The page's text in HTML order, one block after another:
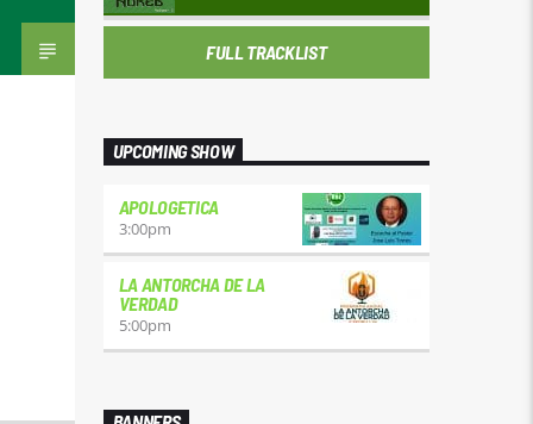
FULL TRACKLIST
UPCOMING SHOW
APOLOGETICA
3:00pm
LA ANTORCHA DE LA
VERDAD
5:00pm